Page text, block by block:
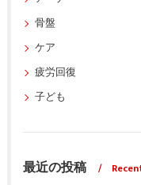
骨盤
ケア
疲労回復
子ども
最近の投稿